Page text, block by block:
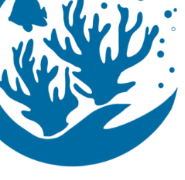
Reef
MODELO
Quantidade
Adicionar à lista